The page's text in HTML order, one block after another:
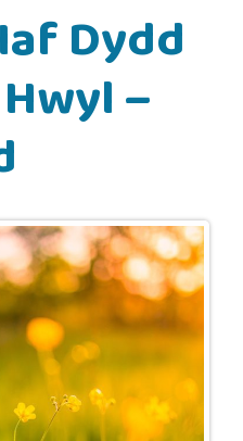
Dydd
–